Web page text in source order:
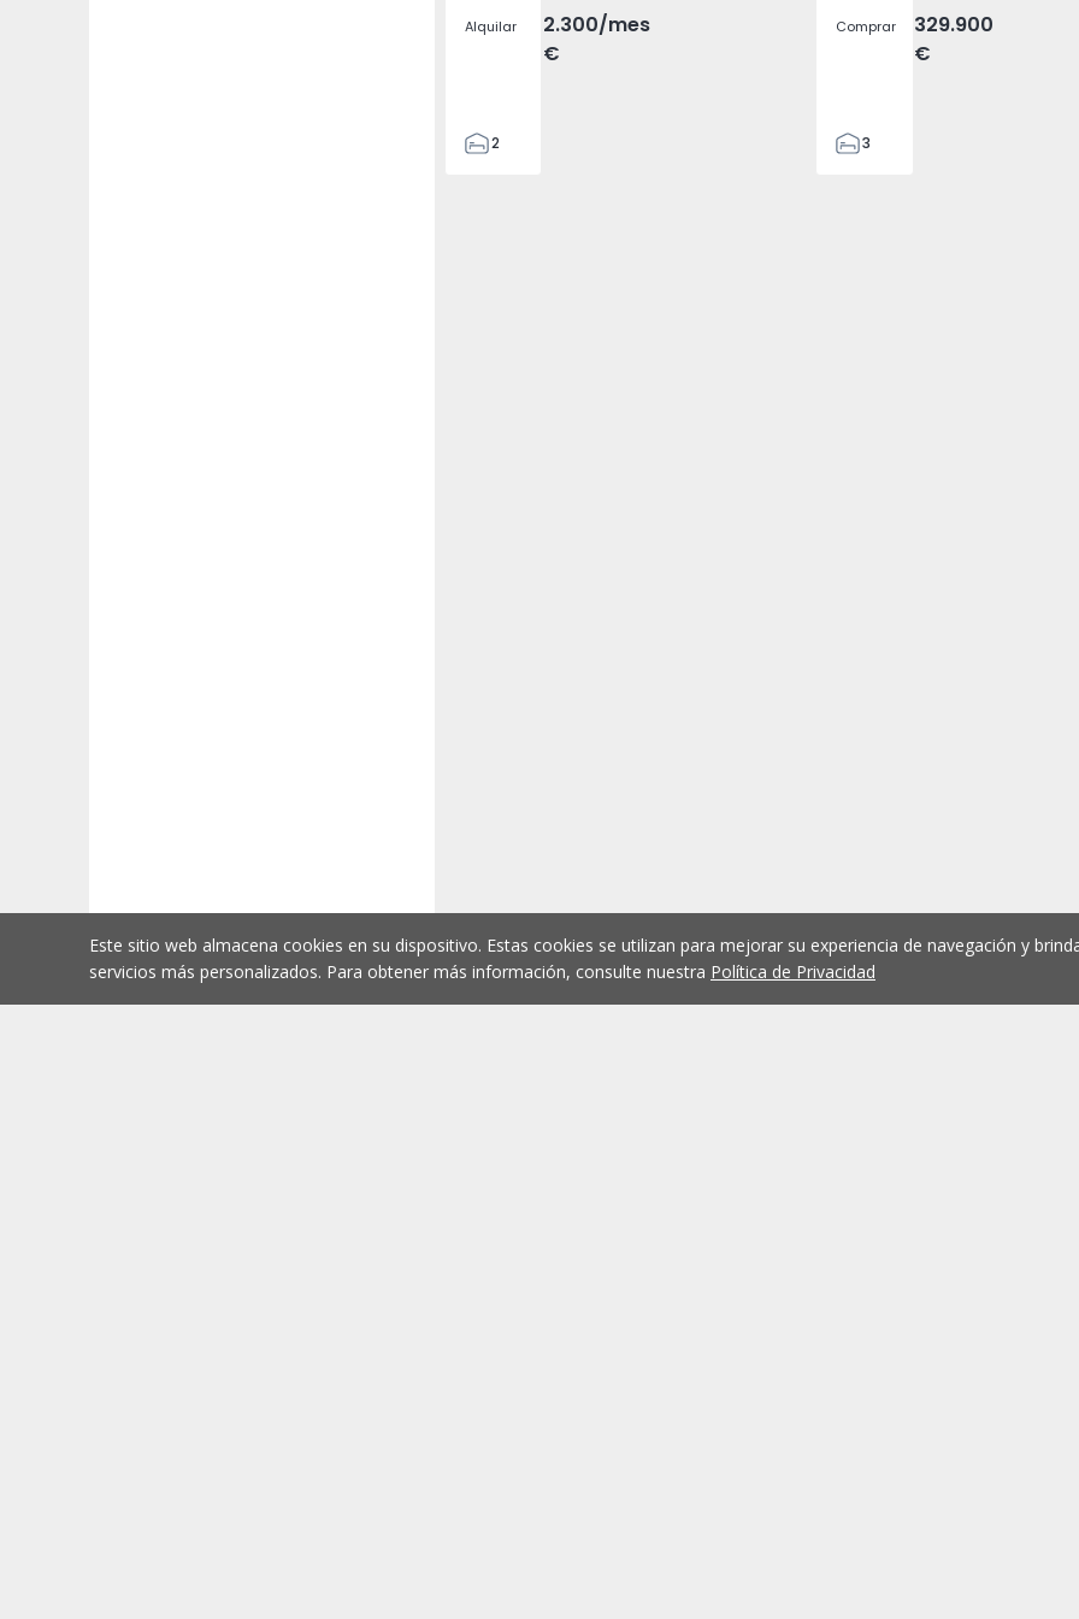
Alquilar
2.300
€
/mes
2
Comprar
329.900
€
3
Este sitio web almacena cookies en su dispositivo. Estas cookies se utilizan para mejorar su experiencia de navegación y
servicios más personalizados. Para obtener más información, consulte nuestra Política de Privacidad